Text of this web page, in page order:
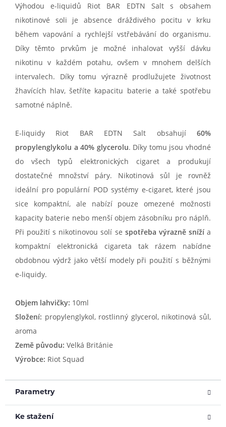
Výhodou e-liquidů Riot BAR EDTN Salt s obsahem
nikotinové soli je absence dráždivého pocitu v krku
během vapování a rychlejší vstřebávání do organismu.
Díky těmto prvkům je možné inhalovat vyšší dávku
nikotinu v každém potahu, ovšem v mnohem delších
intervalech. Díky tomu výrazně prodlužujete životnost
žhavících hlav, šetříte kapacitu baterie a také spotřebu
samotné náplně.
E-liquidy Riot BAR EDTN Salt obsahují 60%
propylenglykolu a 40% glycerolu. Díky tomu jsou vhodné
do všech typů elektronických cigaret a produkují
dostatečné množství páry. Nikotinová sůl je rovněž
ideální pro populární POD systémy e-cigaret, které jsou
sice kompaktní, ale nabízí pouze omezené možnosti
kapacity baterie nebo menší objem zásobníku pro náplň.
Při použití s nikotinovou solí se spotřeba výrazně snížía
kompaktní elektronická cigareta tak rázem nabídne
obdobnou výdrž jako větší modely při použití s běžnými
e-liquidy.
Objem lahvičky: 10ml
Složení: propylenglykol, rostlinný glycerol, nikotinová sůl,
aroma
Země původu: Velká Británie
Výrobce: Riot Squad
Parametry
Ke stažení